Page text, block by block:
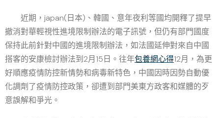
近期，japan(日本)、韓國、意年夜利等國均開釋了提早
撤消對華輕視性進境限制辦法的電子訊號，但仍有部門國度
保持此前針對中國的進境限制辦法，如法國延伸對來自中國
搭客的安康檢討辦法到2月15日。往年包養網心得12月，為更
好順應疫情防控新情勢和病毒新特色，中國因時因勢自動優
化調劑了疫情防控政策，卻遭到部門美東方政客和媒體的歹
意誤解和爭光。